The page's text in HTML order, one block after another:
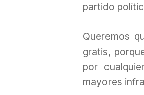
partido
Queremos
gratis,
por
mayores